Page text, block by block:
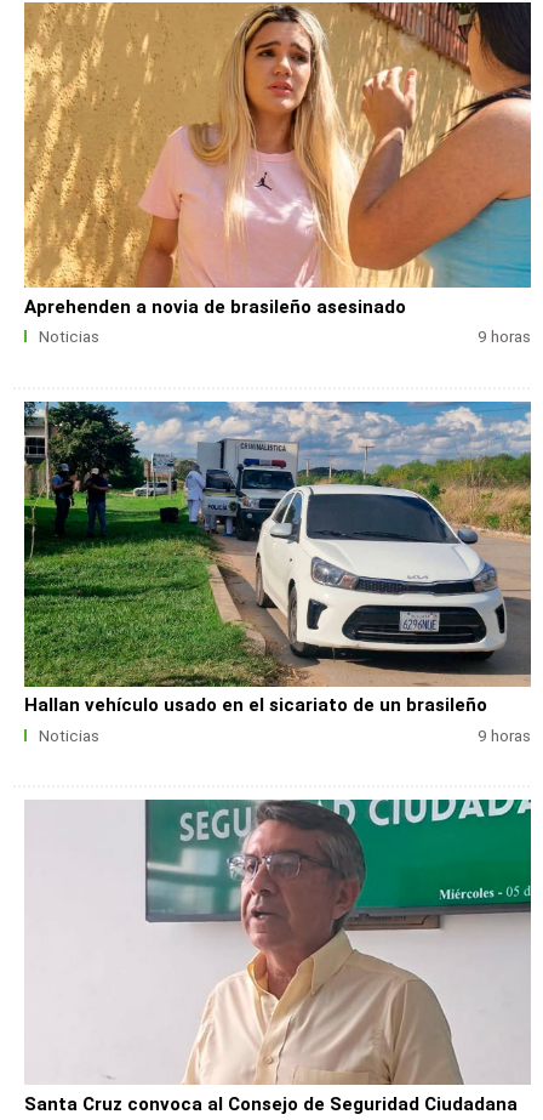
Aprehenden a novia de brasileño asesinado
Noticias 9 horas
Hallan vehículo usado en el sicariato de un brasileño
Noticias 9 horas
Santa Cruz convoca al Consejo de Seguridad Ciudadana